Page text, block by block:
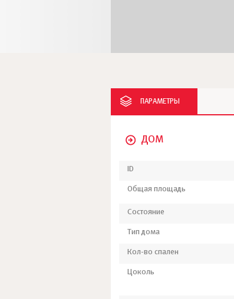
ПАРАМЕТРЫ
ДОМ
ID
Общая площадь
Состояние
Тип дома
Кол-во спален
Цоколь